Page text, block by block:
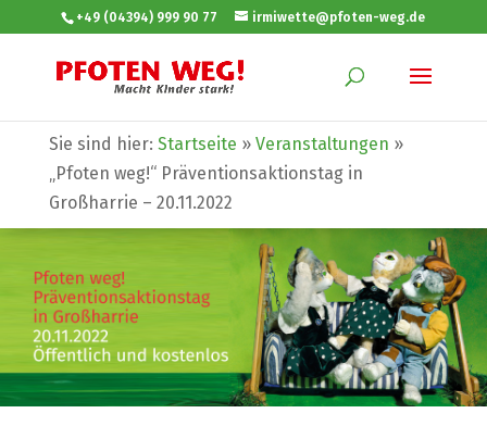
+49 (04394) 999 90 77 irmiwette@pfoten-weg.de
Sie sind hier: Startseite » Veranstaltungen »
„Pfoten weg!“ Präventionsaktionstag in
Großharrie – 20.11.2022